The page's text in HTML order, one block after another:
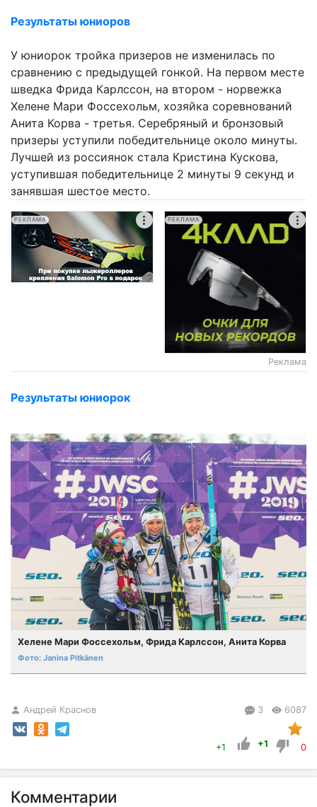
Результаты юниоров
У юниорок тройка призеров не изменилась по
сравнению с предыдущей гонкой. На первом месте
шведка Фрида Карлссон, на втором - норвежка
Хелене Мари Фоссехольм, хозяйка соревнований
Анита Корва - третья. Серебряный и бронзовый
призеры уступили победительнице около минуты.
Лучшей из россиянок стала Кристина Кускова,
уступившая победительнице 2 минуты 9 секунд и
занявшая шестое место.
РЕКЛАМА РЕКЛАМА
Реклама
Результаты юниорок
Хелене Мари Фоссехольм, Фрида Карлссон, Анита Корва
Janina Pitkänen
Андрей Краснов 3 6087
+1 +1 0
Комментарии